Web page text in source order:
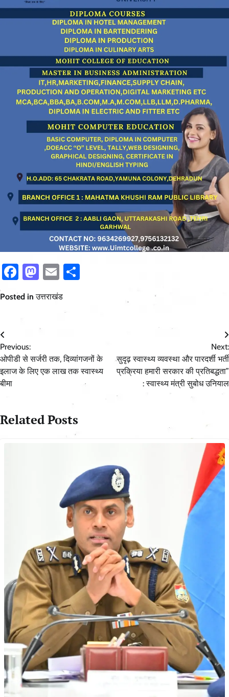
Facebook
Mastodon
Email
Posted inउत्तराखंड
Post
navigation
Previous:
ओपीडी से सर्जरी तक, दिव्यांगजनों के
इलाज के लिए एक लाख तक स्वास्थ्य
बीमा
Next:
सुदृढ़ स्वास्थ्य व्यवस्था और पारदर्शी भर्ती
प्रक्रिया हमारी सरकार की प्रतिबद्धता”
: स्वास्थ्य मंत्री सुबोध उनियाल
Related Posts